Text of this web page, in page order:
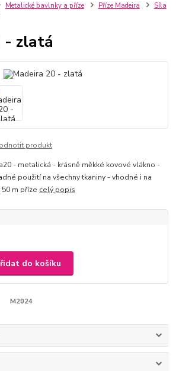
Metalické bavlnky a příze Příze Madeira
Síla
- zlatá
produkt
- metalická - krásně měkké kovové vlákno -
použití na všechny tkaniny - vhodné i na
m příze celý popis
do košíku
M2024